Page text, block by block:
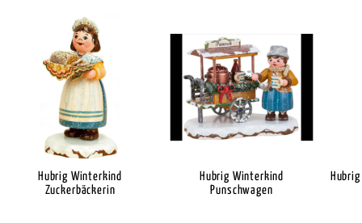
Hubrig Winterkind
Zuckerbäckerin
Hubrig Winterkind
Punschwagen